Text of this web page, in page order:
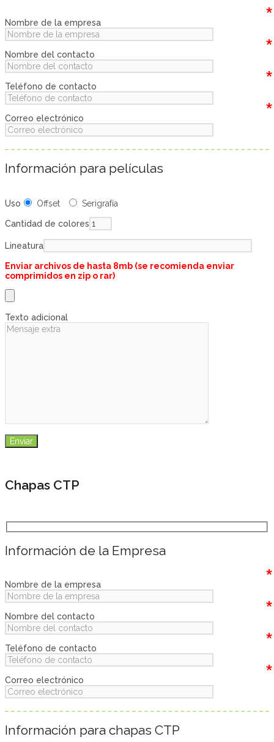
Nombre de la empresa *
Nombre del contacto *
Teléfono de contacto *
Correo electrónico *
Información para películas
Uso Offset Serigrafía
Cantidad de colores
Lineatura
Enviar archivos de hasta 8mb (se recomienda enviar
comprimidos en zip o rar)
Texto adicional
Chapas CTP
Información de la Empresa
Nombre de la empresa *
Nombre del contacto *
Teléfono de contacto *
Correo electrónico *
Información para chapas CTP